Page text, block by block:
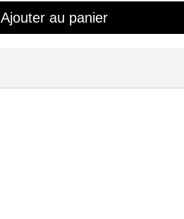
Ajouter au panier